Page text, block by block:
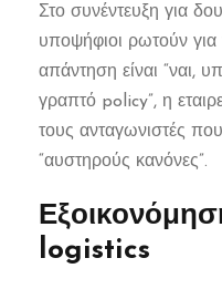
Στο συνέντευξη για
υποψήφιοι ρωτούν για
απάντηση είναι “ναι,
γραπτό policy”, η
τους ανταγωνιστές
“αυστηρούς κανόνες”.
logistics